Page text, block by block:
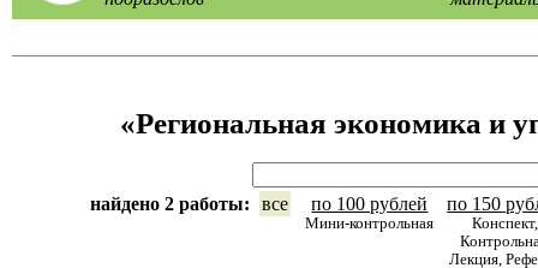
«Региональная экономика и
найдено 2 работы: все по 100 рублей
Мини-контрольная
по 150
Конспект,
Лекция,